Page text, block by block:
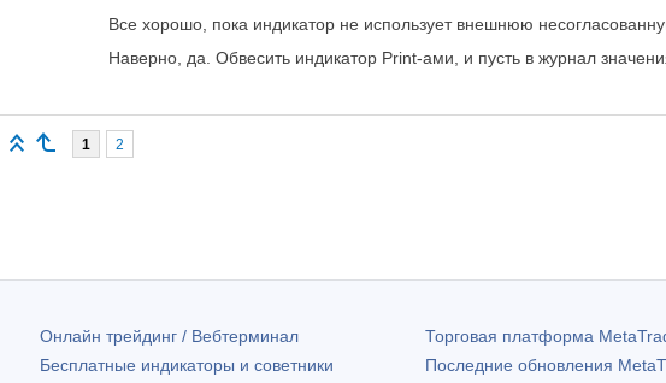
Все хорошо, пока индикатор не использует внешнюю
Наверно, да. Обвесить индикатор Print-ами, и пусть в журнал
1 2
Онлайн трейдинг / Вебтерминал
Бесплатные индикаторы и советники
Торговая платформа
Последние обновления